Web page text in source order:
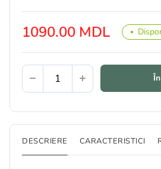
1090.00 MDL
DESCRIERE CARACTERISTICI